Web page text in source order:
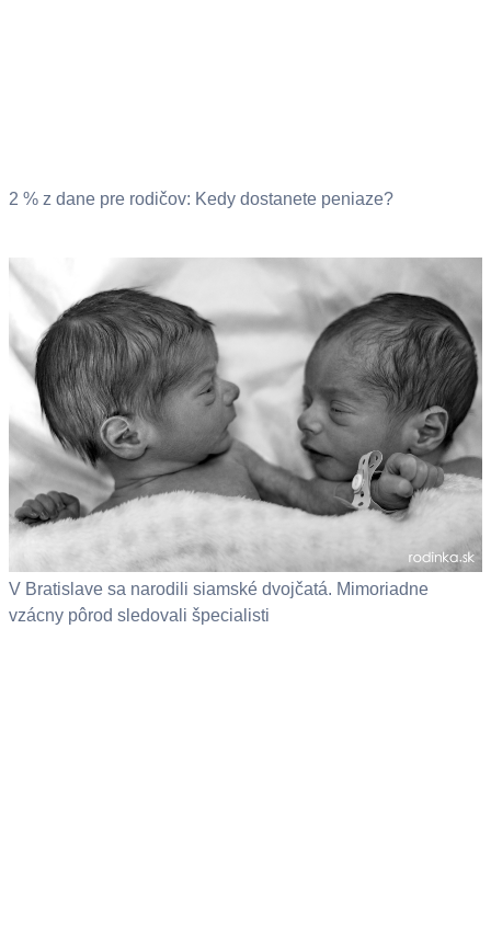
2 % z dane pre rodičov: Kedy dostanete peniaze?
V Bratislave sa narodili siamské dvojčatá. Mimoriadne
vzácny pôrod sledovali špecialisti